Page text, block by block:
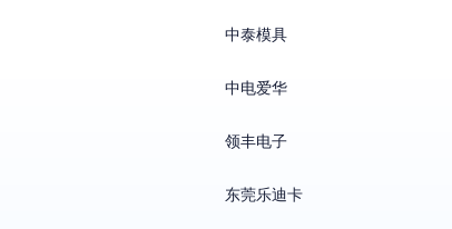
中泰模具
中电爱华
领丰电子
东莞乐迪卡